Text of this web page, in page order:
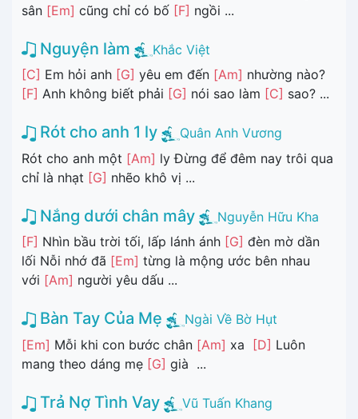
sân [Em] cũng chỉ có bố [F] ngồi ...
Nguyện làm
Khắc Việt
[C] Em hỏi anh [G] yêu em đến [Am] nhường nào?
[F] Anh không biết phải [G] nói sao làm [C] sao? ...
Rót cho anh 1 ly
Quân Anh Vương
Rót cho anh một [Am] ly Đừng để đêm nay trôi qua
chỉ là nhạt [G] nhẽo khô vị ...
Nắng dưới chân mây
Nguyễn Hữu Kha
[F] Nhìn bầu trời tối, lấp lánh ánh [G] đèn mờ dần
lối Nỗi nhớ đã [Em] từng là mộng ước bên nhau
với [Am] người yêu dấu ...
Bàn Tay Của Mẹ
Ngài Về Bờ Hụt
[Em] Mỗi khi con bước chân [Am] xa [D] Luôn
mang theo dáng mẹ [G] già ...
Trả Nợ Tình Vay
Vũ Tuấn Khang